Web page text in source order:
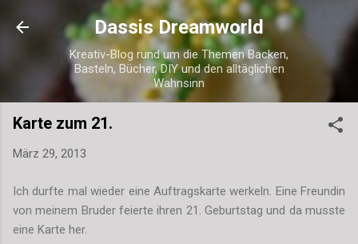
Direkt zum Hauptbereich
Dassis Dreamworld
Kreativ-Blog rund um die Themen Backen,
Basteln, Bücher, DIY und den alltäglichen
Wahnsinn
Karte zum 21.
März 29, 2013
Ich durfte mal wieder eine Auftragskarte werkeln. Eine Freundin
von meinem Bruder feierte ihren 21. Geburtstag und da musste
eine Karte her.